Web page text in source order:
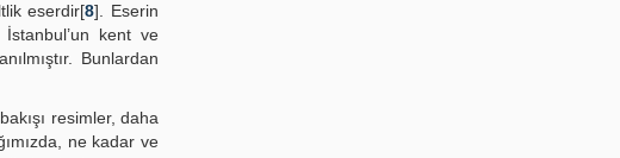
eserdir[8]. Eserin
İstanbul’un kent ve
Bunlardan
resimler, daha
ne kadar ve